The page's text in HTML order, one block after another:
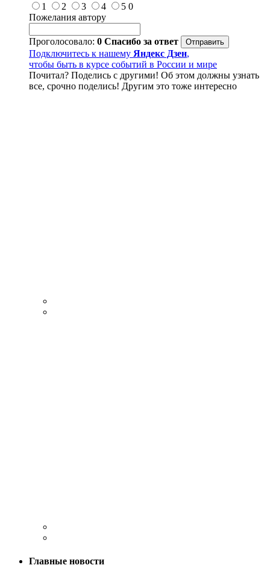
1
2 3 4 5 0
Пожелания автору
Проголосовало: 0 Спасибо за ответ
Подключитесь к нашему Яндекс Дзен,
чтобы быть в курсе событий в России и мире
Почитал? Поделись с другими! Об этом должны узнать
все, срочно поделись! Другим это тоже интересно
Главные новости